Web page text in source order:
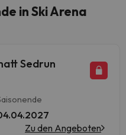
in Ski Arena
Sedrun
Zu den Angeboten